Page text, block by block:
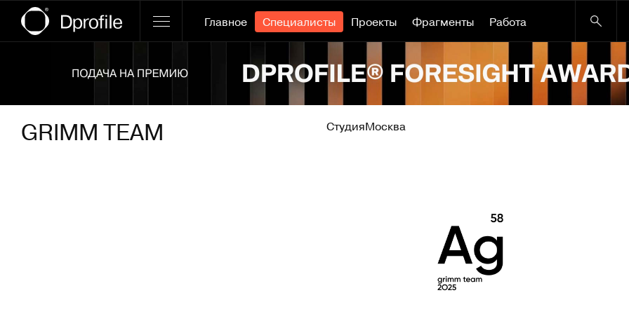
Главное Специалисты Проекты Фрагменты Работа
GRIMM TEAM СтудияМосква